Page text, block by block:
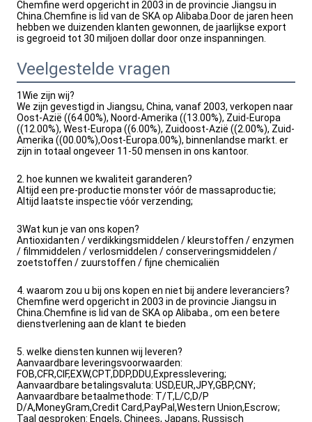
Chemfine werd opgericht in 2003 in de provincie Jiangsu in
China.Chemfine is lid van de SKA op Alibaba.Door de jaren heen
hebben we duizenden klanten gewonnen, de jaarlijkse export
is gegroeid tot 30 miljoen dollar door onze inspanningen.
Veelgestelde vragen
1Wie zijn wij?
We zijn gevestigd in Jiangsu, China, vanaf 2003, verkopen naar
Oost-Azië ((64.00%), Noord-Amerika ((13.00%), Zuid-Europa
((12.00%), West-Europa ((6.00%), Zuidoost-Azië ((2.00%), Zuid-
Amerika ((00.00%),Oost-Europa.00%), binnenlandse markt. er
zijn in totaal ongeveer 11-50 mensen in ons kantoor.
2. hoe kunnen we kwaliteit garanderen?
Altijd een pre-productie monster vóór de massaproductie;
Altijd laatste inspectie vóór verzending;
3Wat kun je van ons kopen?
Antioxidanten / verdikkingsmiddelen / kleurstoffen / enzymen
/ filmmiddelen / verlosmiddelen / conserveringsmiddelen /
zoetstoffen / zuurstoffen / fijne chemicaliën
4. waarom zou u bij ons kopen en niet bij andere leveranciers?
Chemfine werd opgericht in 2003 in de provincie Jiangsu in
China.Chemfine is lid van de SKA op Alibaba., om een betere
dienstverlening aan de klant te bieden
5. welke diensten kunnen wij leveren?
Aanvaardbare leveringsvoorwaarden:
FOB,CFR,CIF,EXW,CPT,DDP,DDU,Expresslevering;
Aanvaardbare betalingsvaluta: USD,EUR,JPY,GBP,CNY;
Aanvaardbare betaalmethode: T/T,L/C,D/P
D/A,MoneyGram,Credit Card,PayPal,Western Union,Escrow;
Taal gesproken: Engels, Chinees, Japans, Russisch